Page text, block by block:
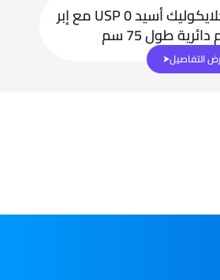
خيوط جراحية بولي جلايكوليك أسيد USP 0 مع إبر
التفاصيل